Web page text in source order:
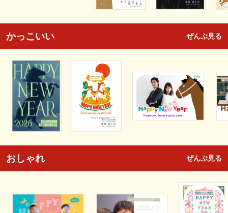
かっこいい ぜんぶ見る
おしゃれ ぜんぶ見る